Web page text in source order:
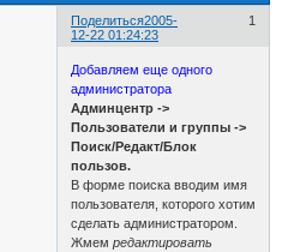
Поделиться 1
2005-
12-22 01:24:23
Добавляем еще одного
администратора
Админцентр ->
Пользователи и группы ->
Поиск/Редакт/Блок
пользов.
В форме поиска вводим имя
пользователя, которого хотим
сделать администратором.
Жмемредактировать